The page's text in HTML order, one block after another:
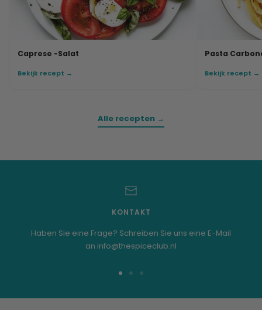
Caprese -Salat
Bekijk recept →
Pasta
Bekijk recept →
Alle recepten →
KONTAKT
Haben Sie eine Frage? Schreiben Sie uns eine E-Mail
an info@thespiceclub.nl